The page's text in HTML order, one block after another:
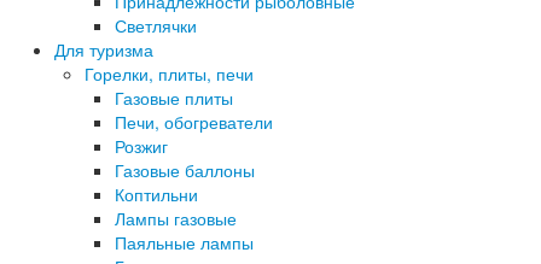
Светлячки
Для туризма
Горелки, плиты, печи
Газовые плиты
Печи, обогреватели
Розжиг
Газовые баллоны
Коптильни
Лампы газовые
Паяльные лампы